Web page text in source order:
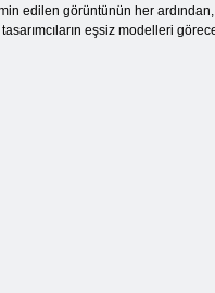
edilen görüntünün her
eşsiz modelleri